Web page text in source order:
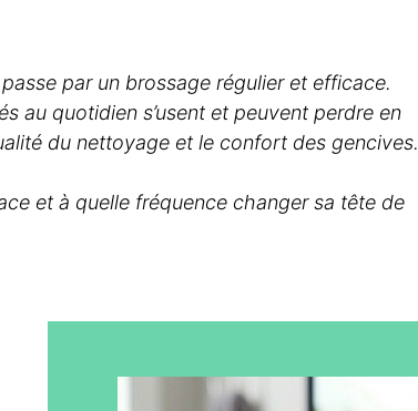
par un brossage régulier et efficace.
au quotidien s’usent et peuvent perdre en
du nettoyage et le confort des gencives.
et à quelle fréquence changer sa tête de